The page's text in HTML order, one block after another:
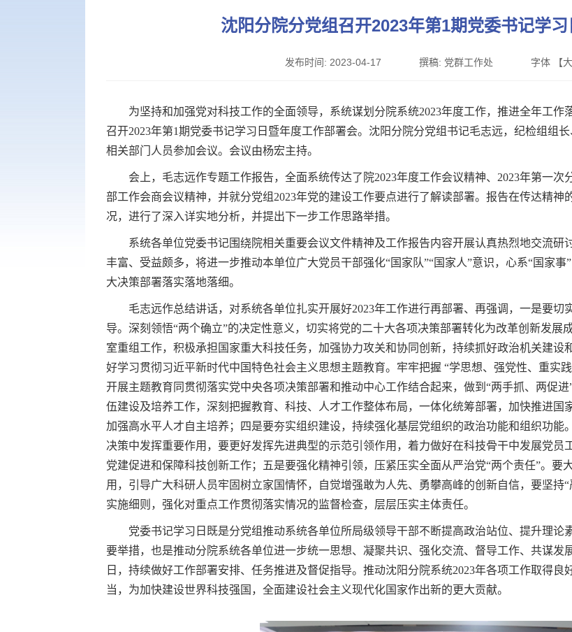
沈阳分院分党组召开2023年第1期党委书记学
发布时间: 2023-04-17 撰稿: 党群工作处 字体 【大
为坚持和加强党对科技工作的全面领导，系统谋划分院系统2023年度工作，推进全年工作
召开2023年第1期党委书记学习日暨年度工作部署会。沈阳分院分党组书记毛志远，纪检组组
相关部门人员参加会议。会议由杨宏主持。
会上，毛志远作专题工作报告，全面系统传达了院2023年度工作会议精神、2023年第一次
部工作会商会议精神，并就分党组2023年党的建设工作要点进行了解读部署。报告在传达精
况，进行了深入详实地分析，并提出下一步工作思路举措。
系统各单位党委书记围绕院相关重要会议文件精神及工作报告内容开展认真热烈地交流研
丰富、受益颇多，将进一步推动本单位广大党员干部强化“国家队”“国家人”意识，心系“国家
大决策部署落实落地落细。
毛志远作总结讲话，对系统各单位扎实开展好2023年工作进行再部署、再强调，一是要切
导。深刻领悟“两个确立”的决定性意义，切实将党的二十大各项决策部署转化为改革创新发展
室重组工作，积极承担国家重大科技任务，加强协力攻关和协同创新，持续抓好政治机关建
好学习贯彻习近平新时代中国特色社会主义思想主题教育。牢牢把握 “学思想、强党性、重实
开展主题教育同贯彻落实党中央各项决策部署和推动中心工作结合起来，做到“两手抓、两促
伍建设及培养工作，深刻把握教育、科技、人才工作整体布局，一体化统筹部署，加快推进
加强高水平人才自主培养；四是要夯实组织建设，持续强化基层党组织的政治功能和组织功能
决策中发挥重要作用，要更好发挥先进典型的示范引领作用，着力做好在科技骨干中发展党
党建促进和保障科技创新工作；五是要强化精神引领，压紧压实全面从严治党“两个责任”。
用，引导广大科研人员牢固树立家国情怀，自觉增强敢为人先、勇攀高峰的创新自信，要坚持
实施细则，强化对重点工作贯彻落实情况的监督检查，层层压实主体责任。
党委书记学习日既是分党组推动系统各单位所局级领导干部不断提高政治站位、提升理论
要举措，也是推动分院系统各单位进一步统一思想、凝聚共识、强化交流、督导工作、共谋发
日，持续做好工作部署安排、任务推进及督促指导。推动沈阳分院系统2023年各项工作取得
当，为加快建设世界科技强国，全面建设社会主义现代化国家作出新的更大贡献。